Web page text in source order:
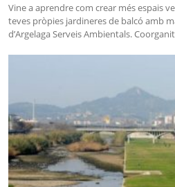
Vine a aprendre com crear més espais
teves pròpies jardineres de balcó amb
d’Argelaga Serveis Ambientals.